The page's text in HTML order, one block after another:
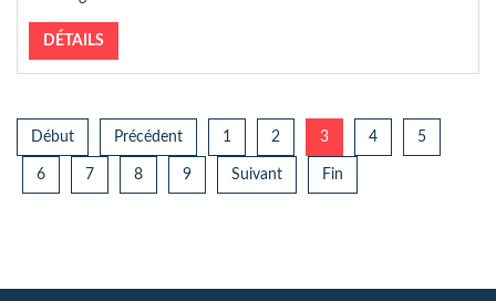
DÉTAILS
Début Précédent 1 2 3 4 5
6 7 8 9 Suivant Fin